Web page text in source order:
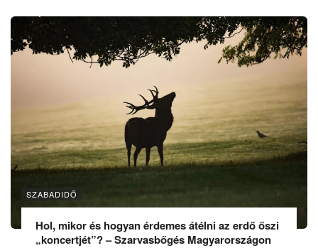
SZABADIDŐ
Hol, mikor és hogyan érdemes átélni az erdő őszi
„koncertjét”? – Szarvasbőgés Magyarországon